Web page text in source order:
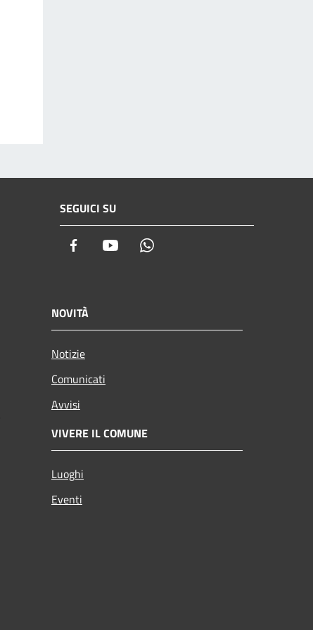
SEGUICI SU
Facebook Youtube
NOVITÀ
Notizie
Comunicati
Avvisi
VIVERE IL COMUNE
Luoghi
Eventi